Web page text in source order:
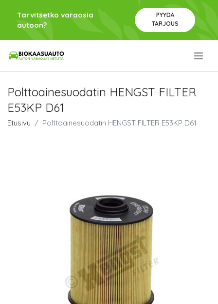
Tarvitsetko varaosia
autoon?
PYYDÄ
TARJOUS
Polttoainesuodatin HENGST FILTER
E53KP D61
Etusivu Polttoainesuodatin HENGST FILTER E53KP D61